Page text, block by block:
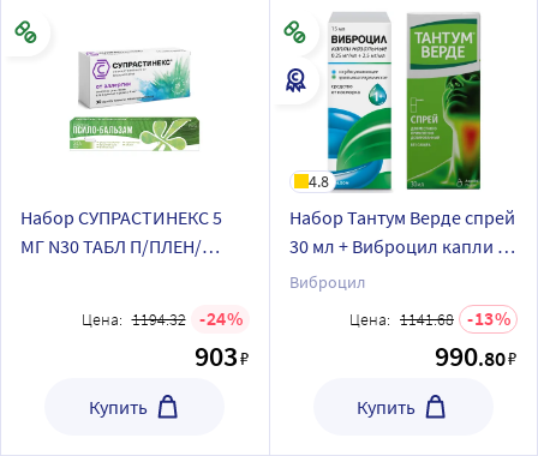
Набор СУПРАСТИНЕКС 5
МГ N30 ТАБЛ П/ПЛЕН/
Цена: 1194.32 24
903₽
Купить
4.8
Набор Тантум Верде спрей
30 мл + Виброцил капли (с
1 года) со скидкой
Виброцил
Цена: 1141.68 13
990.80₽
Купить